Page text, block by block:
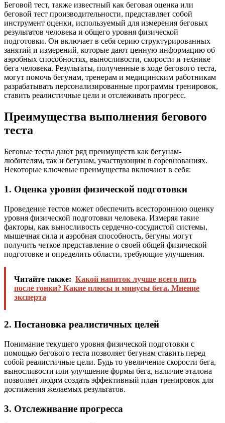
Беговой тест, также известный как беговая оценка или
беговой тест производительности, представляет собой
инструмент оценки, используемый для измерения беговых
результатов человека и общего уровня физической
подготовки. Он включает в себя серию структурированных
занятий и измерений, которые дают ценную информацию об
аэробных способностях, выносливости, скорости и технике
бега человека. Результаты, полученные в ходе бегового теста,
могут помочь бегунам, тренерам и медицинским работникам
разрабатывать персонализированные программы тренировок,
ставить реалистичные цели и отслеживать прогресс.
Преимущества выполнения бегового
теста
Беговые тесты дают ряд преимуществ как бегунам-
любителям, так и бегунам, участвующим в соревнованиях.
Некоторые ключевые преимущества включают в себя:
1. Оценка уровня физической подготовки
Проведение тестов может обеспечить всестороннюю оценку
уровня физической подготовки человека. Измеряя такие
факторы, как выносливость сердечно-сосудистой системы,
мышечная сила и аэробная способность, бегуны могут
получить четкое представление о своей общей физической
подготовке и определить области, требующие улучшения.
Читайте также: Какой напиток лучше всего пить
после гонки? Какие плюсы и минусы бега. Мнение
эксперта
2. Постановка реалистичных целей
Понимание текущего уровня физической подготовки с
помощью бегового теста позволяет бегунам ставить перед
собой реалистичные цели. Будь то увеличение скорости бега,
выносливости или улучшение формы бега, наличие эталона
позволяет людям создать эффективный план тренировок для
достижения желаемых результатов.
3. Отслеживание прогресса